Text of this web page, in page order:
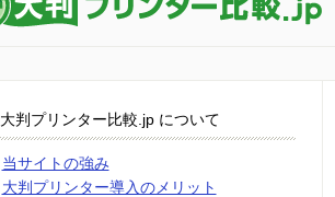
大判プリンター比較.jp について
当サイトの強み
大判プリンター導入のメリット